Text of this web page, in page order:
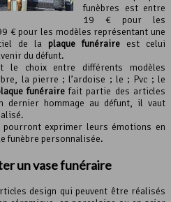
funèbres est entre
19 € pour les
€ pour les modèles représentant une
de la plaque funéraire est celui
du défunt.
le choix entre différents modèles
la pierre ; l’ardoise ; le ; Pvc ; le
funérairefait partie des articles
dernier hommage au défunt, il vaut
pourront exprimer leurs émotions en
funèbre personnalisée.
un vase funéraire
design qui peuvent être réalisés